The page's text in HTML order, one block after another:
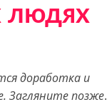
людях
доработка и
Загляните позже.